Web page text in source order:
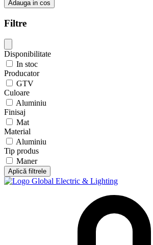
Adauga in cos
Filtre
Disponibilitate
In stoc
Producator
GTV
Culoare
Aluminiu
Finisaj
Mat
Material
Aluminiu
Tip produs
Maner
Aplică filtrele